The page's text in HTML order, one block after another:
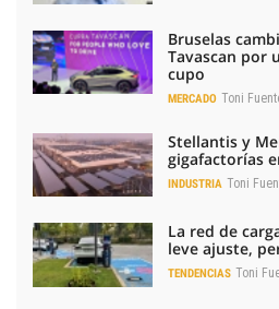
Bruselas
Tavascan por
cupo
MERCADO Toni
Stellantis y
gigafactorías
INDUSTRIA Toni
La red de
leve ajuste,
TENDENCIAS Toni